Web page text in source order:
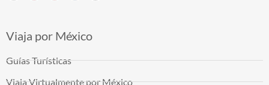
Viaja por México
Guías Turísticas
Viaja Virtualmente por México